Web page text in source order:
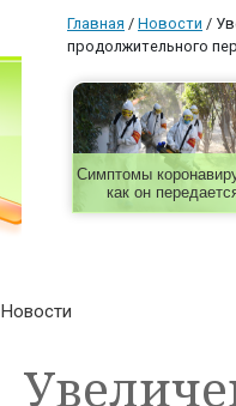
Главная / Новости /
продолжительного
Симптомы
как он
Новости